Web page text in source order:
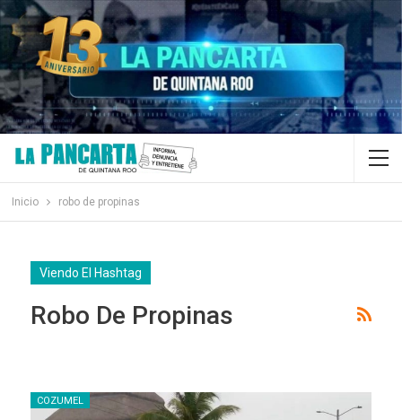
Inicio robo de propinas
Viendo El Hashtag
Robo De Propinas
COZUMEL